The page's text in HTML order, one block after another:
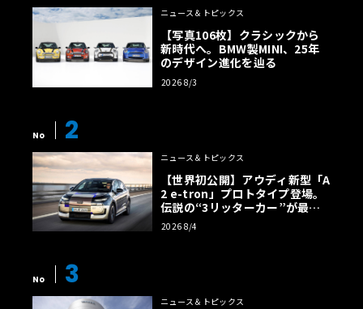
ニュース＆トピックス
【写真106枚】クラシックから
新時代へ。BMW製MINI、25年
のデザイン進化を辿る
2026 8/3
No 2
ニュース＆トピックス
【世界初公開】アウディ新型「A
2 e-tron」プロトタイプ登場。
伝説の“3リッターカー”が最高
効率エントリーBEVとして復活
【画像38枚】
2026 8/4
No 3
ニュース＆トピックス